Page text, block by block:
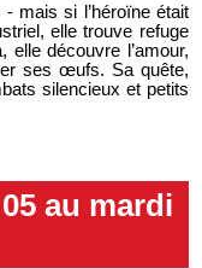
mais si l’héroïne était
elle trouve refuge
elle découvre l’amour,
ses œufs. Sa quête,
silencieux et petits
au mardi